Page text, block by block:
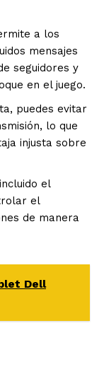
a los
mensajes
seguidores y
en el juego.
puedes evitar
lo que
injusta sobre
el
el
de manera
Dell